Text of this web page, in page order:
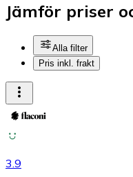
Jämför priser
Alla filter
Pris inkl. frakt
3.9